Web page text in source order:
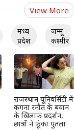
View More
मध्य
प्रदेश
जम्मू
कश्मीर
राजस्थान यूनिवर्सिटी में
कंगना रनौत के बयान
के खिलाफ प्रदर्शन,
छात्रों ने फूंका पुतला